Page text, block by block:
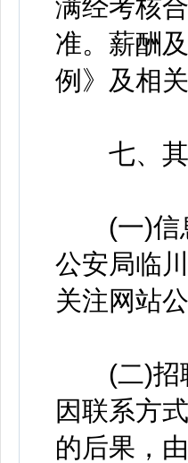
满经考核
准。薪酬
例》及相
七、其
(一)信息
公安局临
关注网站公
(二)招聘
因联系方
的后果，